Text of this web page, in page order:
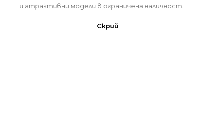
и атрактивни модели в ограничена наличност.
Скрий